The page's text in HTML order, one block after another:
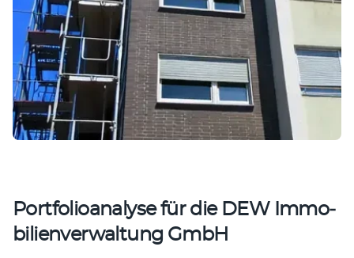
Portfolioanalyse für die DEW Immo­
bi­lien­ver­wal­tung GmbH